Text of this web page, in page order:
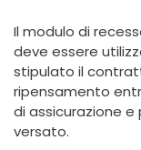
Il modulo di
deve essere
stipulato il
ripensamento
di assicurazione e
versato.